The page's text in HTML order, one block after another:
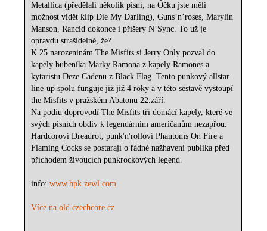
Metallica (předělali několik písní, na Óčku jste měli
možnost vidět klip Die My Darling), Guns’n’roses, Marylin
Manson, Rancid dokonce i příšery N’Sync. To už je
opravdu strašidelné, že?
K 25 narozeninám The Misfits si Jerry Only pozval do
kapely bubeníka Marky Ramona z kapely Ramones a
kytaristu Deze Cadenu z Black Flag. Tento punkový allstar
line-up spolu funguje již již 4 roky a v této sestavě vystoupí
the Misfits v pražském Abatonu 22.září.
Na podiu doprovodí The Misfits tři domácí kapely, které ve
svých písních obdiv k legendárním američanům nezapřou.
Hardcoroví Dreadrot, punk'n'rolloví Phantoms On Fire a
Flaming Cocks se postarají o řádné nažhavení publika před
příchodem živoucích punkrockových legend.
info:www.hpk.zewl.com
Více na old.czechcore.cz